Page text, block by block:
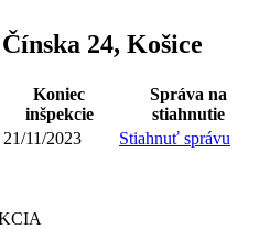
24, Košice
Koniec
inšpekcie
Správa na
stiahnutie
21/11/2023
Stiahnuť správu